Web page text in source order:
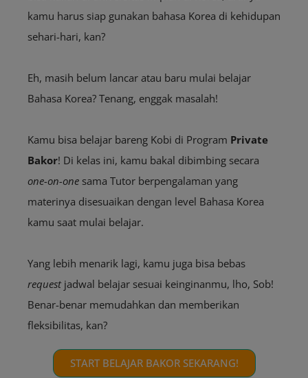
kamu harus siap gunakan bahasa Korea di kehidupan
sehari-hari, kan?
Eh, masih belum lancar atau baru mulai belajar
Bahasa Korea? Tenang, enggak masalah!
Kamu bisa belajar bareng Kobi di Program Private
Bakor! Di kelas ini, kamu bakal dibimbing secara
one-on-one sama Tutor berpengalaman yang
materinya disesuaikan dengan level Bahasa Korea
kamu saat mulai belajar.
Yang lebih menarik lagi, kamu juga bisa bebas
requestjadwal belajar sesuai keinginanmu, lho, Sob!
Benar-benar memudahkan dan memberikan
fleksibilitas, kan?
START BELAJAR BAKOR SEKARANG!